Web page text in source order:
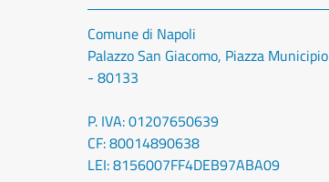
Comune di Napoli
Palazzo San Giacomo, Piazza Municipio
- 80133
P. IVA: 01207650639
CF: 80014890638
LEI: 8156007FF4DEB97ABA09